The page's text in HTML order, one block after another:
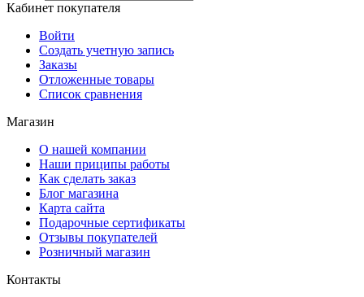
Кабинет покупателя
Войти
Создать учетную запись
Заказы
Отложенные товары
Список сравнения
Магазин
О нашей компании
Наши приципы работы
Как сделать заказ
Блог магазина
Карта сайта
Подарочные сертификаты
Отзывы покупателей
Розничный магазин
Контакты